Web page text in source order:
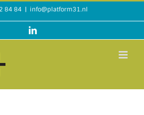
84 84 | info@platform31.nl
LinkedIn